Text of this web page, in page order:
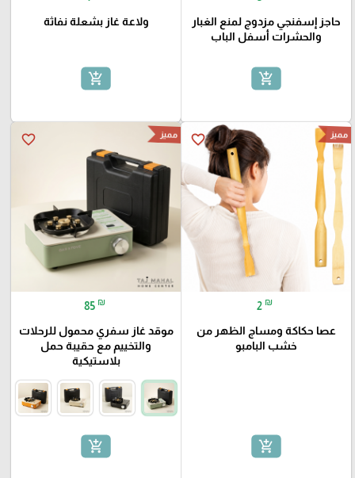
حاجز إسفنجي مزدوج لمنع الغبار
والحشرات أسفل الباب
add_shopping_cart
ولاعة غاز بشعلة نفاثة
add_shopping_cart
favorite_border مميز
2 ₪
عصا حكاكة ومساج الظهر من
خشب البامبو
add_shopping_cart
favorite_border مميز
85 ₪
موقد غاز سفري محمول للرحلات
والتخييم مع حقيبة حمل
بلاستيكية
add_shopping_cart